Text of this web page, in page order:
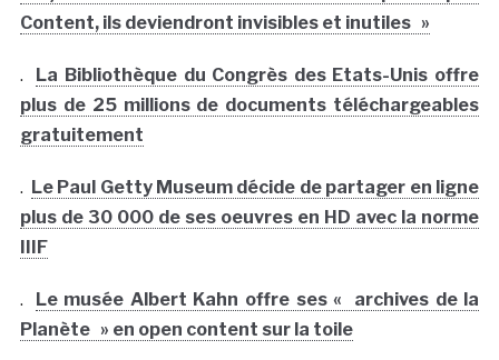
Content, ils deviendront invisibles et inutiles »
. La Bibliothèque du Congrès des Etats-Unis offre
plus de 25 millions de documents téléchargeables
gratuitement
. Le Paul Getty Museum décide de partager en ligne
plus de 30 000 de ses oeuvres en HD avec la norme
IIIF
. Le musée Albert Kahn offre ses « archives de la
Planète » en open content sur la toile